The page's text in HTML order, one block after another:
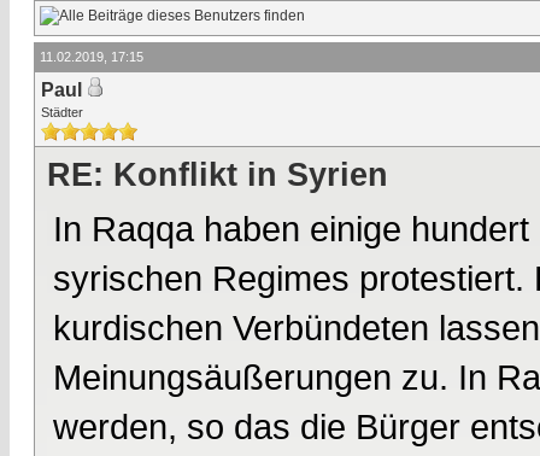
11.02.2019, 17:15
Paul
Städter
RE: Konflikt in Syrien
In Raqqa haben einige
syrischen Regimes
kurdischen Verbündeten
Meinungsäußerungen zu. In
werden, so das die Bürger